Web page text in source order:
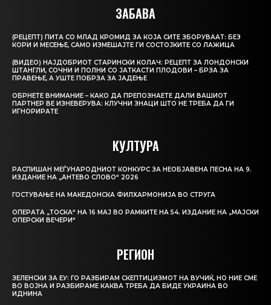
ЗАБАВА
(РЕЦЕПТ) ПИТА СО МЛАД КРОМИД ЗА КОЈА СИТЕ ЗБОРУВААТ: БЕЗ
КОРИ И МЕСЕЊЕ, САМО ИЗМЕШАЈТЕ ГИ СОСТОЈКИТЕ СО ЛАЖИЦА
(ВИДЕО) НАЈДОБРИОТ СТАРИНСКИ КОЛАЧ: РЕЦЕПТ ЗА ЛОНДОНСКИ
ШТАНГЛИ, СОЧНИ И ПОЛНИ СО ЈАТКАСТИ ПЛОДОВИ – БРЗА ЗА
ПРАВЕЊЕ, А УШТЕ ПОБРЗА ЗА ЈАДЕЊЕ
ОБРНЕТЕ ВНИМАНИЕ – КАКО ДА ПРЕПОЗНАЕТЕ ДАЛИ ВАШИОТ
ПАРТНЕР ВЕ ИЗНЕВЕРУВА: КЛУЧНИ ЗНАЦИ ШТО НЕ ТРЕБА ДА ГИ
ИГНОРИРАТЕ
КУЛТУРА
РАСПИШАН МЕЃУНАРОДНИОТ КОНКУРС ЗА НЕОБЈАВЕНА ПЕСНА НА 9.
ИЗДАНИЕ НА „АНТЕВО СЛОВО“ 2026
ГОСТУВАЊЕ НА МАКЕДОНСКА ФИЛХАРМОНИЈА ВО СТРУГА
ОПЕРАТА „ТОСКА“ НА 16 МАЈ ВО РАМКИТЕ НА 54. ИЗДАНИЕ НА „МАЈСКИ
ОПЕРСКИ ВЕЧЕРИ“
РЕГИОН
ЗЕЛЕНСКИ ЗА ЕУ: ГО РАЗБИРАМ СКЕПТИЦИЗМОТ НА ВУЧИЌ, НО НИЕ СМЕ
ВО ВОЈНА И РАЗБИРАМЕ КАКВА ТРЕБА ДА БИДЕ УКРАИНА ВО
ИДНИНА